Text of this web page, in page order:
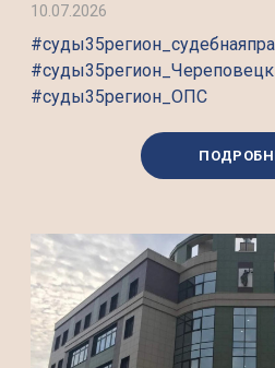
10.07.2026
#суды35регион_ОПС